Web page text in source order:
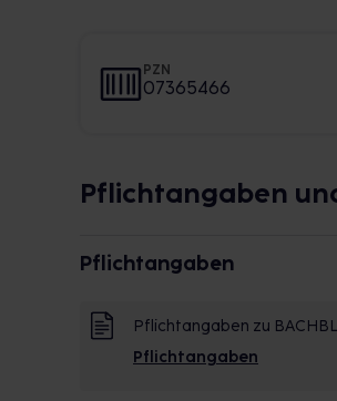
PZN
07365466
Pflichtangaben
Pflichtangaben
Pflichtangaben zu
Pflichtangaben